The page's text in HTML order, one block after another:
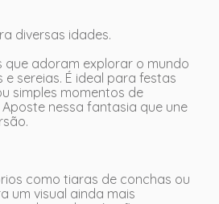
diversas idades.
que adoram explorar o mundo
sereias. É ideal para festas
simples momentos de
nessa fantasia que une
como tiaras de conchas ou
um visual ainda mais